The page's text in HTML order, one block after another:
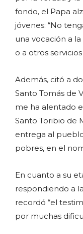
fondo, el Papa
jóvenes: “No
una vocación a
o a otros
Además, citó a
Santo Tomás de
me ha alentado
Santo Toribio de
entrega al
pobres, en el
En cuanto a su
respondiendo a
recordó “el
por muchas